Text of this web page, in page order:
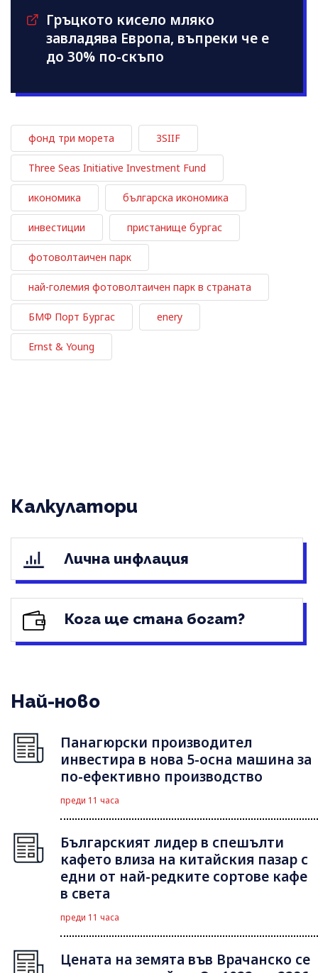
Гръцкото кисело мляко
завладява Европа, въпреки че е
до 30% по-скъпо
фонд три морета 3SIIF
Three Seas Initiative Investment Fund
икономика българска икономика
инвестиции пристанище бургас
фотоволтаичен парк
най-големия фотоволтаичен парк в страната
БМФ Порт Бургас enery
Ernst & Young
Калкулатори
Лична инфлация
Кога ще стана богат?
Най-ново
Панагюрски производител
инвестира в нова 5-осна машина за
по-ефективно производство
преди 11 часа
Българският лидер в спешълти
кафето влиза на китайския пазар с
едни от най-редките сортове кафе
в света
преди 11 часа
Цената на земята във Врачанско се